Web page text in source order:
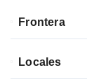
Frontera
Locales